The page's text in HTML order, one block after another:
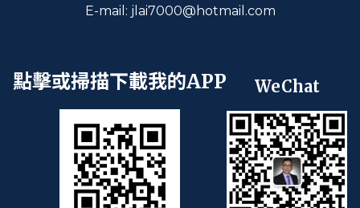
E-mail: jlai7000@hotmail.com
點擊或掃描下載我的APP WeChat